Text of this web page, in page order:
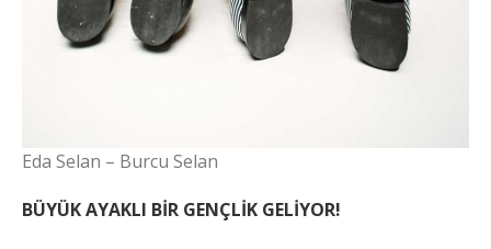
Eda Selan – Burcu Selan
BÜYÜK AYAKLI BİR GENÇLİK GELİYOR!